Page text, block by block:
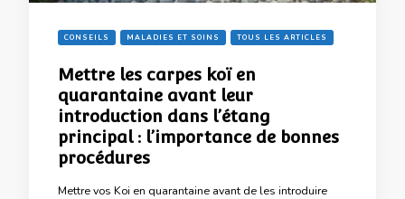
CONSEILS MALADIES ET SOINS TOUS LES ARTICLES
Mettre les carpes koï en
quarantaine avant leur
introduction dans l’étang
principal : l’importance de bonnes
procédures
Mettre vos Koi en quarantaine avant de les introduire